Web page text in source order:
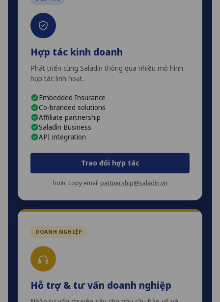
Hợp tác kinh doanh
Phát triển cùng Saladin thông qua nhiều mô hình
hợp tác linh hoạt.
Embedded Insurance
Co-branded solutions
Affiliate partnership
Saladin Business
API integration
Trao đổi hợp tác
hoặc copy email partnership@saladin.vn
DOANH NGHIỆP
Hỗ trợ & tư vấn doanh nghiệp